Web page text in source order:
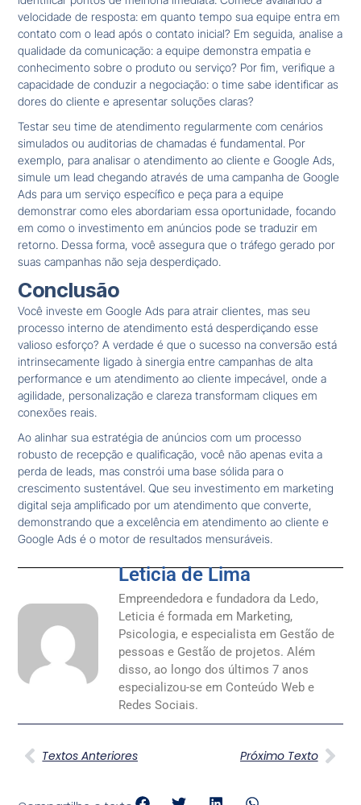
velocidade de resposta: em quanto tempo sua equipe entra em
contato com o lead após o contato inicial? Em seguida, analise a
qualidade da comunicação: a equipe demonstra empatia e
conhecimento sobre o produto ou serviço? Por fim, verifique a
capacidade de conduzir a negociação: o time sabe identificar as
dores do cliente e apresentar soluções claras?
Testar seu time de atendimento regularmente com cenários
simulados ou auditorias de chamadas é fundamental. Por
exemplo, para analisar o atendimento ao cliente e Google Ads,
simule um lead chegando através de uma campanha de Google
Ads para um serviço específico e peça para a equipe
demonstrar como eles abordariam essa oportunidade, focando
em como o investimento em anúncios pode se traduzir em
retorno. Dessa forma, você assegura que o tráfego gerado por
suas campanhas não seja desperdiçado.
Conclusão
Você investe em Google Ads para atrair clientes, mas seu
processo interno de atendimento está desperdiçando esse
valioso esforço? A verdade é que o sucesso na conversão está
intrinsecamente ligado à sinergia entre campanhas de alta
performance e um atendimento ao cliente impecável, onde a
agilidade, personalização e clareza transformam cliques em
conexões reais.
Ao alinhar sua estratégia de anúncios com um processo
robusto de recepção e qualificação, você não apenas evita a
perda de leads, mas constrói uma base sólida para o
crescimento sustentável. Que seu investimento em marketing
digital seja amplificado por um atendimento que converte,
demonstrando que a excelência em atendimento ao cliente e
Google Ads é o motor de resultados mensuráveis.
Leticia de Lima
Empreendedora e fundadora da Ledo,
Leticia é formada em Marketing,
Psicologia, e especialista em Gestão de
pessoas e Gestão de projetos. Além
disso, ao longo dos últimos 7 anos
especializou-se em Conteúdo Web e
Redes Sociais.
Textos Anteriores Próximo Texto